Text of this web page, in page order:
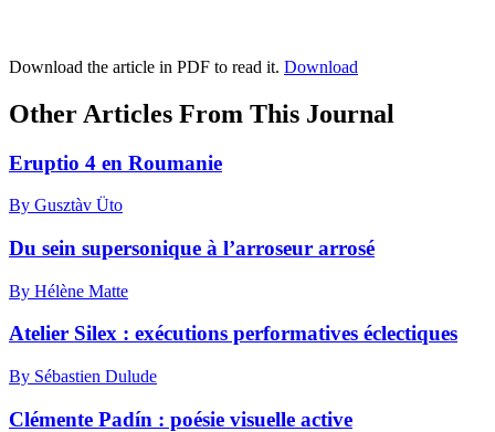
Download the article in PDF to read it. Download
Other Articles From This Journal
Eruptio 4 en Roumanie
By Gusztàv Üto
Du sein supersonique à l’arroseur arrosé
By Hélène Matte
Atelier Silex : exécutions performatives éclectiques
By Sébastien Dulude
Clémente Padín : poésie visuelle active